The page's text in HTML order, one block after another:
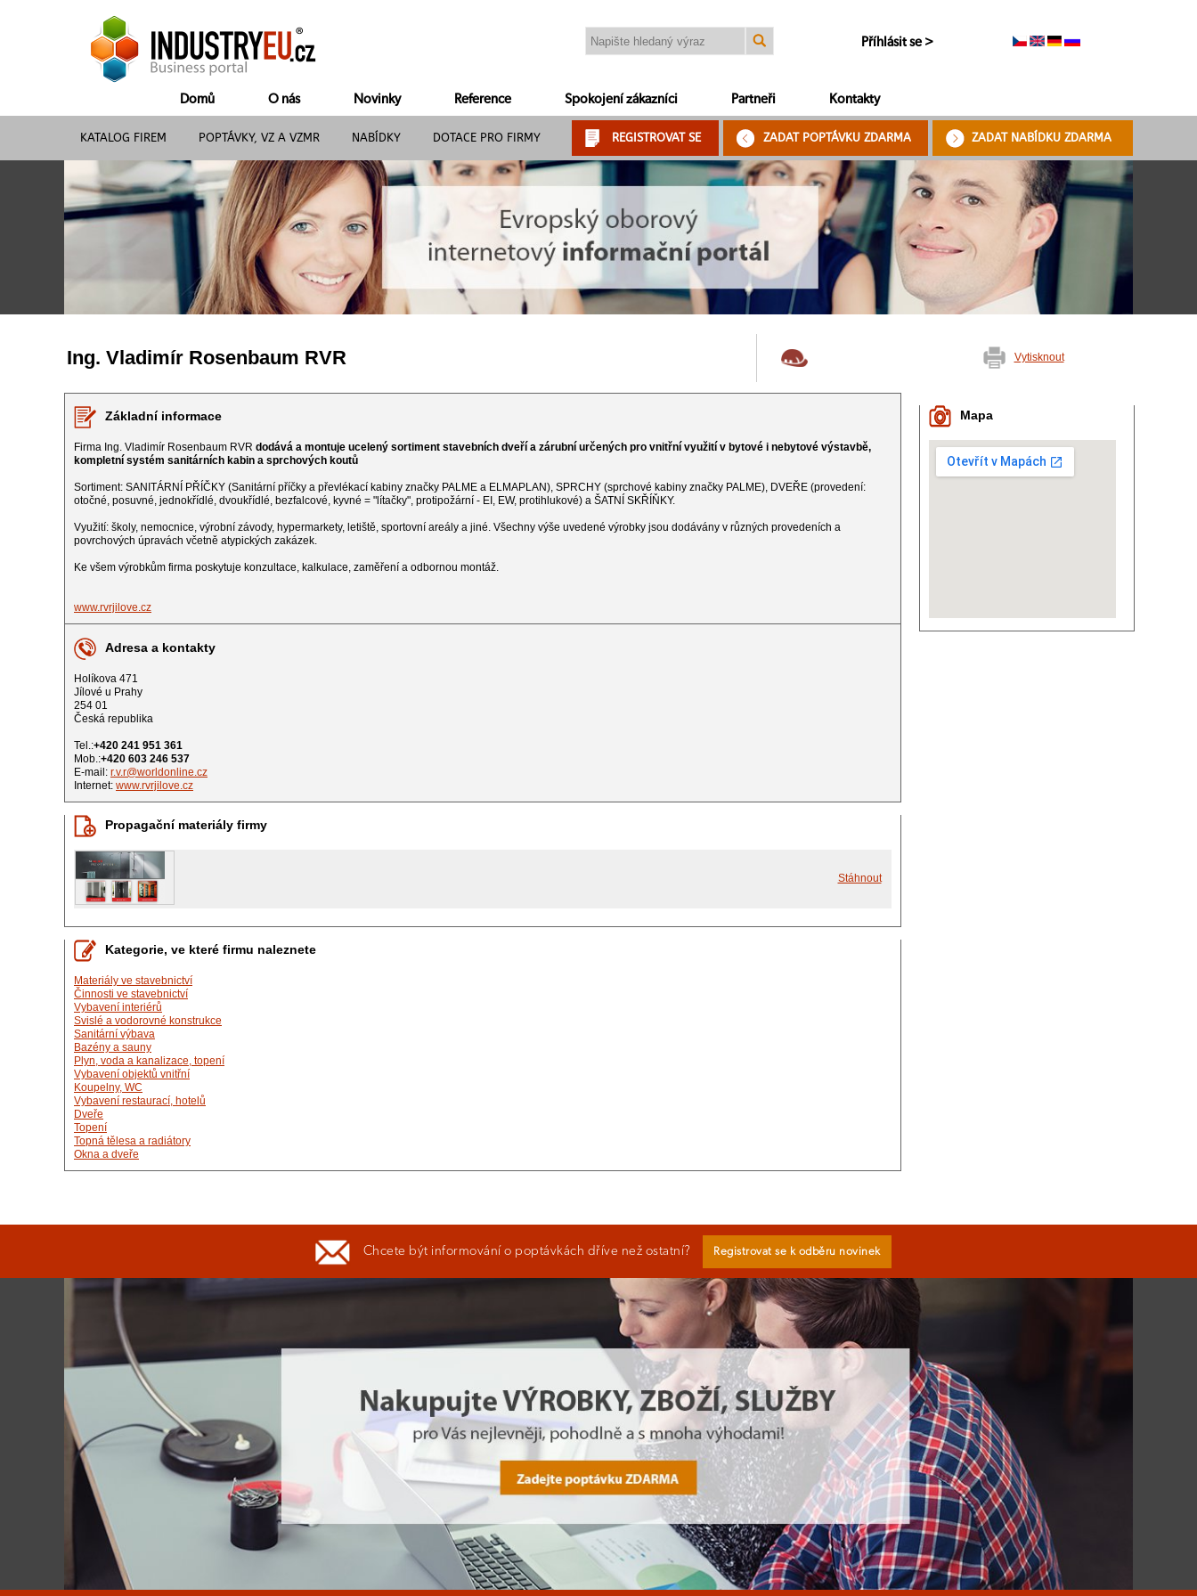
Příhlásit se >
Domů O nás Novinky Reference Spokojení zákazníci Partneři Kontakty
KATALOG FIREM POPTÁVKY, VZ A VZMR NABÍDKY DOTACE PRO FIRMY REGISTROVAT SE ZADAT POPTÁVKU ZDARMA ZADAT NABÍDKU ZDARMA
Ing. Vladimír Rosenbaum RVR Vytisknout
Mapa
Základní informace
Firma Ing. Vladimír Rosenbaum RVR dodává a montuje ucelený sortiment stavebních dveří a zárubní určených pro vnitřní využití v bytové i nebytové výstavbě,
kompletní systém sanitárních kabin a sprchových koutů
Sortiment: SANITÁRNÍ PŘÍČKY (Sanitární příčky a převlékací kabiny značky PALME a ELMAPLAN), SPRCHY (sprchové kabiny značky PALME), DVEŘE (provedení:
otočné, posuvné, jednokřídlé, dvoukřídlé, bezfalcové, kyvné = "lítačky", protipožární - EI, EW, protihlukové) a ŠATNÍ SKŘÍŇKY.
Využití: školy, nemocnice, výrobní závody, hypermarkety, letiště, sportovní areály a jiné. Všechny výše uvedené výrobky jsou dodávány v různých provedeních a
povrchových úpravách včetně atypických zakázek.
Ke všem výrobkům firma poskytuje konzultace, kalkulace, zaměření a odbornou montáž.
www.rvrjilove.cz
Adresa a kontakty
Holíkova 471
Jílové u Prahy
254 01
Česká republika
Tel.:+420 241 951 361
Mob.:+420 603 246 537
E-mail: r.v.r@worldonline.cz
Internet: www.rvrjilove.cz
Propagační materiály firmy
Stáhnout
Kategorie, ve které firmu naleznete
Materiály ve stavebnictví
Činnosti ve stavebnictví
Vybavení interiérů
Svislé a vodorovné konstrukce
Sanitární výbava
Bazény a sauny
Plyn, voda a kanalizace, topení
Vybavení objektů vnitřní
Koupelny, WC
Vybavení restaurací, hotelů
Dveře
Topení
Topná tělesa a radiátory
Okna a dveře
Chcete být informování o poptávkách dříve než ostatní? Registrovat se k odběru novinek